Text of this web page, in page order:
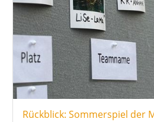
Rückblick: Sommerspiel der